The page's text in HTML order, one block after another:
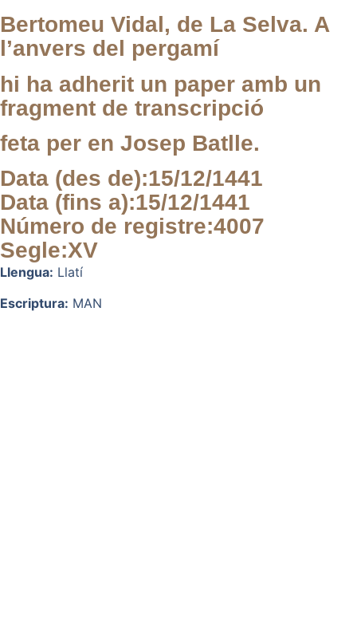
Bertomeu Vidal, de La Selva. A
l’anvers del pergamí
hi ha adherit un paper amb un
fragment de transcripció
feta per en Josep Batlle.
Data (des de):15/12/1441
Data (fins a):15/12/1441
Número de registre:4007
Segle:XV
Llengua: Llatí
Escriptura: MAN